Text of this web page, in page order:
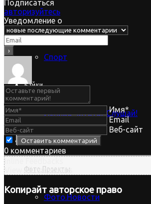
Фото.Альбом
Спорт
Байки
Лениво читать? Слушай!
Видео.Урок
Фото.Проекты
Фото.Новости
Подписаться
авторизуйтесь
Уведомление о
Имя*
Email
Веб-сайт
0 комментариев
View all comments
Копирайт авторское право